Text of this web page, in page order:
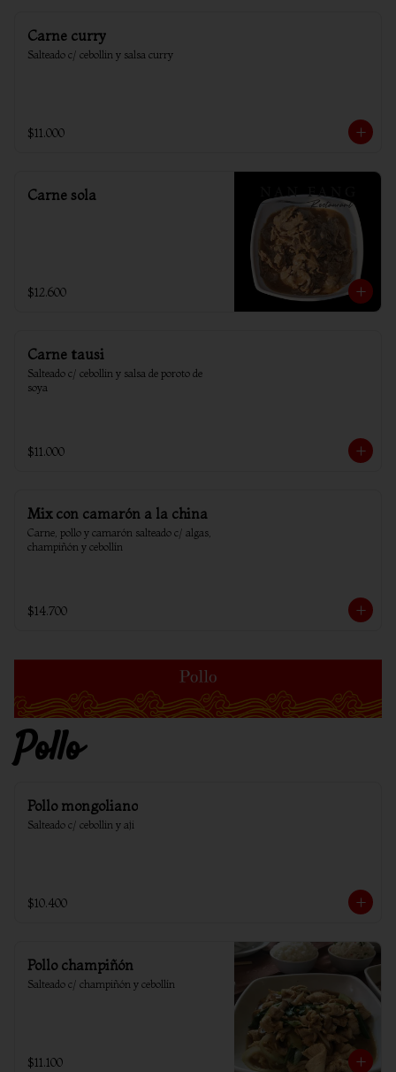
Carne curry
Salteado c/ cebollin y salsa curry
$11.000
Carne sola
$12.600
Carne tausi
Salteado c/ cebollin y salsa de poroto de
soya
$11.000
Mix con camarón a la china
Carne, pollo y camarón salteado c/ algas,
champiñón y cebollín
$14.700
Pollo
Pollo mongoliano
Salteado c/ cebollin y aji
$10.400
Pollo champiñón
Salteado c/ champiñón y cebollín
$11.100